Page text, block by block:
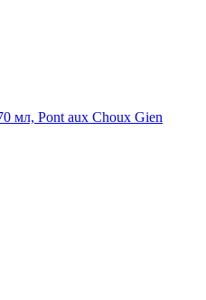
мл, Pont aux Choux Gien